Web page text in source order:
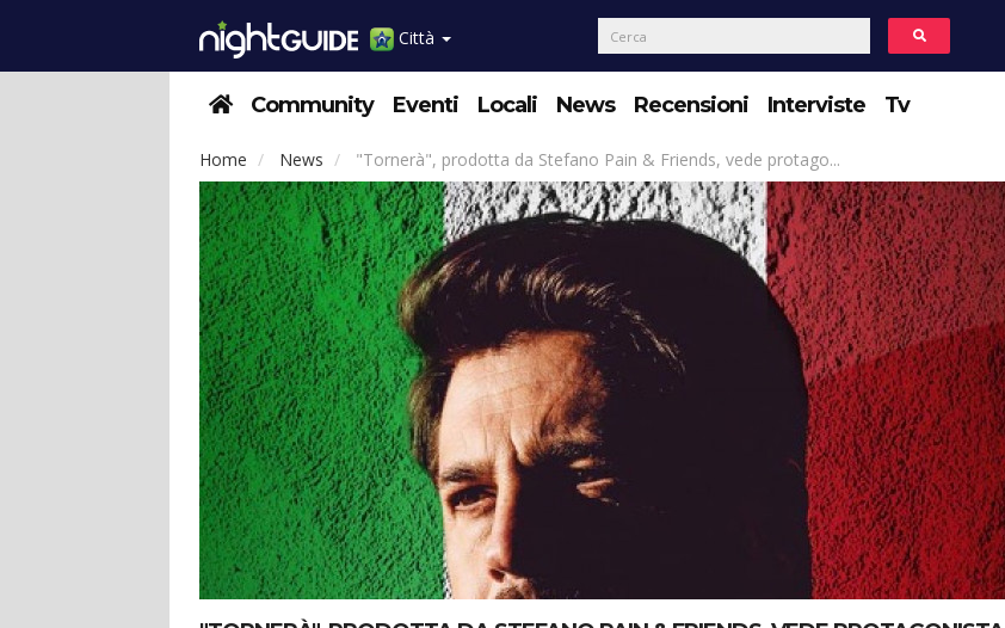
Città
Community Eventi Locali News Recensioni Interviste Tv
Home News "Tornerà", prodotta da Stefano Pain & Friends, vede protago...